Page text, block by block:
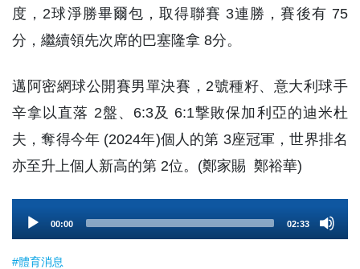
度，2球淨勝畢爾包，取得聯賽 3連勝，賽後有 75
分，繼續領先次席的巴塞隆拿 8分。
邁阿密網球公開賽男單決賽，2號種籽、意大利球手
辛拿以直落 2盤、6:3及 6:1撃敗保加利亞的迪米杜
夫，奪得今年 (2024年)個人的第 3座冠軍，世界排名
亦至升上個人新高的第 2位。(鄭家賜 鄭裕華)
Player
00:00 02:33
#體育消息